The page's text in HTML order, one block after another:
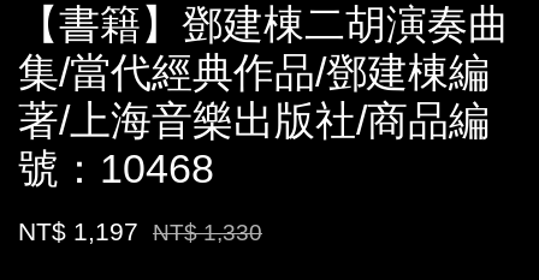
【書籍】鄧建棟二胡演奏曲
集/當代經典作品/鄧建棟編
著/上海音樂出版社/商品編
號：10468
NT$ 1,197 NT$ 1,330